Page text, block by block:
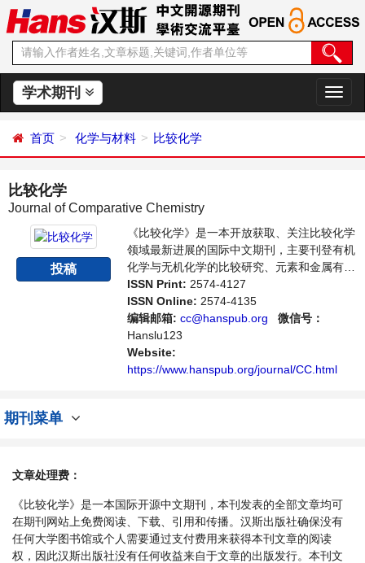
学术期刊
切
换
首页 化学与材料 比较化学
比较化学
Journal of Comparative Chemistry
投稿
《比较化学》是一本开放获取、关注比较化学
领域最新进展的国际中文期刊，主要刊登有机
化学与无机化学的比较研究、元素和金属有机
化学相关或比较研究等领域的学术论文和成果
报道及评述。支持思想创新、学术创新，倡导
科学，繁荣学术，集学术性、思想性为一体，
旨在给世界范围内的科学家、学者、科研人员
提供一个传播、分享和讨论比较化学领域内不
同方向问题与发展的交流平台。
ISSN Print: 2574-4127
ISSN Online: 2574-4135
编辑邮箱: cc@hanspub.org
微信号：
Hanslu123
Website:
https://www.hanspub.org/journal/CC.html
期刊菜单
文章处理费：
《比较化学》是一本国际开源中文期刊，本刊发表的全部文章均可
在期刊网站上免费阅读、下载、引用和传播。汉斯出版社确保没有
任何大学图书馆或个人需要通过支付费用来获得本刊文章的阅读
权，因此汉斯出版社没有任何收益来自于文章的出版发行。本刊文